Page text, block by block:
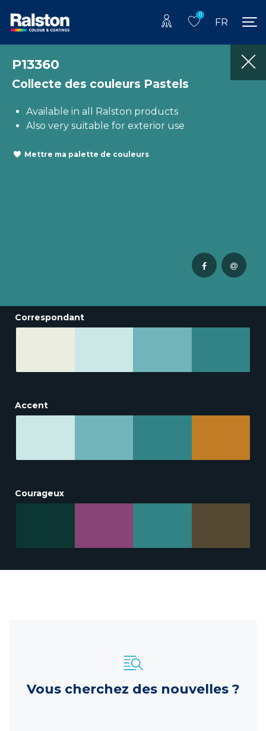
0
FR
P13360
Collecte des couleurs Pastels
Available in all Ralston products
Also very suitable for exterior use
Mettre ma palette de couleurs
Correspondant
Accent
Courageux
Vous cherchez des nouvelles ?